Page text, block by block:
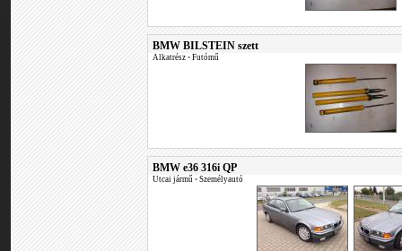
BMW BILSTEIN szett
Alkatrész • Futómű
BMW e36 316i QP
Utcai jármű • Személyautó